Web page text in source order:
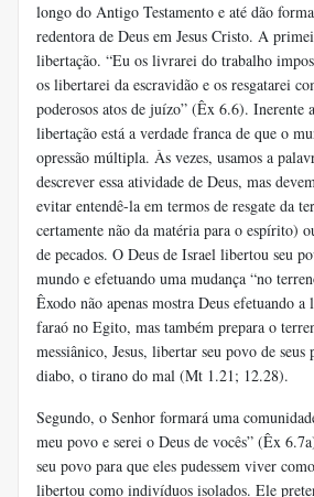
longo do Antigo Testamento e até dão
redentora de Deus em Jesus Cristo. A
libertação. “Eu os livrarei do trabalho
os libertarei da escravidão e os resgatarei
poderosos atos de juízo” (Êx 6.6). Inerente
libertação está a verdade franca de que o
opressão múltipla. Às vezes, usamos a
descrever essa atividade de Deus, mas
evitar entendê-la em termos de resgate da
certamente não da matéria para o espírito)
de pecados. O Deus de Israel libertou seu
mundo e efetuando uma mudança “no
Êxodo não apenas mostra Deus efetuando
faraó no Egito, mas também prepara o
messiânico, Jesus, libertar seu povo de seus
diabo, o tirano do mal (Mt 1.21; 12.28).
Segundo, o Senhor formará uma
meu povo e serei o Deus de vocês” (Êx
seu povo para que eles pudessem viver
libertou como indivíduos isolados. Ele